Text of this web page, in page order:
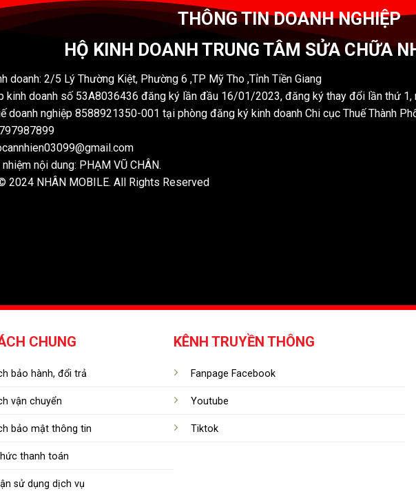
THÔNG TIN DOANH NGHIỆP
HỘ KINH DOANH TRUNG TÂM SỬA CHỮA
doanh: 2/5 Lý Thường Kiệt, Phường 6 ,TP Mỹ Tho ,Tỉnh Tiền Giang
kinh doanh số 53A8036436 đăng ký lần đầu 16/01/2023, đăng ký thay đổi lần thứ
doanh nghiệp 8588921350-001 tại phòng đăng ký kinh doanh Chi cục Thuế Thành
nội dung: PHẠM VŨ CHÂN.
2024 NHÂN MOBILE. All Rights Reserved
CHUNG
bảo hành, đổi trả
vận chuyển
bảo mật thông tin
thanh toán
sử dụng dịch vụ
KÊNH TRUYỀN THÔNG
Fanpage Facebook
Youtube
Tiktok